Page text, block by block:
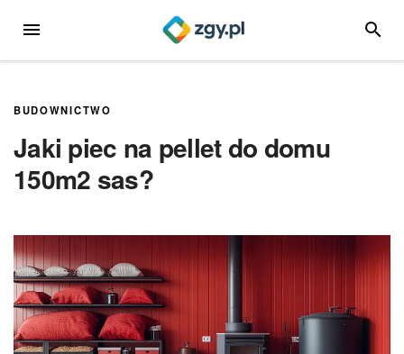
MENU
BUDOWNICTWO
Jaki piec na pellet do domu
150m2 sas?